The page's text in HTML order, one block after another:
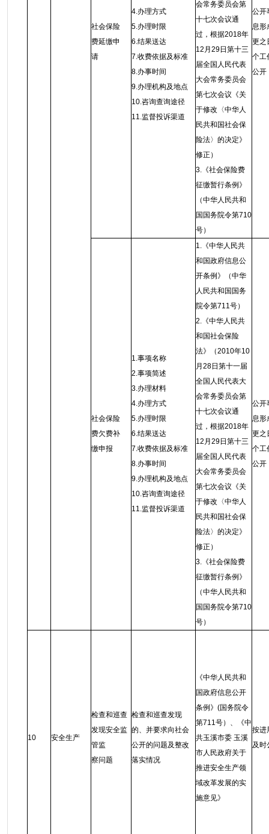
社会保险
费延缴申
请
4.办理方式
5.办理时限
6.结果送达
7.收费依据及标准
8.办事时间
9.办理机构及地点
10.咨询查询途径
11.监督投诉渠道
会常务委员会第
十七次会议通
过，根据2018年
12月29日第十三
届全国人民代表
大会常务委员会
第七次会议《关
于修改〈中华人
民共和国社会保
险法〉的决定》
修正）
3.《社会保险费
征缴暂行条例》
（中华人民共和
国国务院令第710
号）
公开
息形
更之
个工
公开
社会保险
费欠费补
缴申报
1.事项名称
2.事项简述
3.办理材料
4.办理方式
5.办理时限
6.结果送达
7.收费依据及标准
8.办事时间
9.办理机构及地点
10.咨询查询途径
11.监督投诉渠道
1.《中华人民共
和国政府信息公
开条例》（中华
人民共和国国务
院令第711号）
2.《中华人民共
和国社会保险
法》（2010年10
月28日第十一届
全国人民代表大
会常务委员会第
十七次会议通
过，根据2018年
12月29日第十三
届全国人民代表
大会常务委员会
第七次会议《关
于修改〈中华人
民共和国社会保
险法〉的决定》
修正）
3.《社会保险费
征缴暂行条例》
（中华人民共和
国国务院令第710
号）
公开
息形
更之
个工
公开
10 安全生产
检查和巡查
发现安全监
管监
察问题
检查和巡查发现
的、并要求向社会
公开的问题及整改
落实情况
《中华人民共和
国政府信息公开
条例》(国务院令
第711号）、《中
共玉溪市委 玉溪
市人民政府关于
推进安全生产领
域改革发展的实
施意见》
按进
及时